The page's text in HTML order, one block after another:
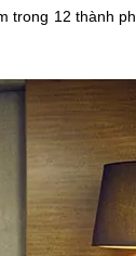
trong 12 thành